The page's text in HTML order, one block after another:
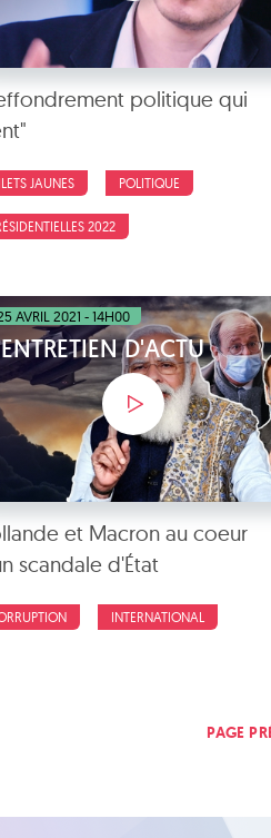
politique qui
JAUNES POLITIQUE
2022
AVRIL 2021 - 14H00
D'ACTU
et Macron au coeur
scandale d'État
INTERNATIONAL
PAGE